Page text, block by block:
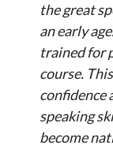
the great
an early
trained for
course.
confidence
speaking
become